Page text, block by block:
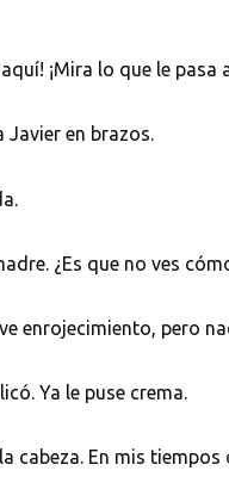
¡Mira lo que le pasa
Javier en brazos.
¿Es que no ves
enrojecimiento, pero
Ya le puse crema.
cabeza. En mis